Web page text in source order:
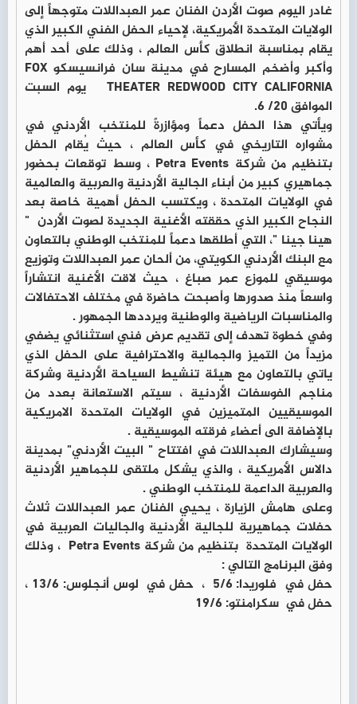
غادر اليوم صوت الأردن الفنان عمر العبداللات متوجهاً إلى
الولايات المتحدة الأمريكية، لإحياء الحفل الفني الكبير الذي
يقام بمناسبة انطلاق كأس العالم ، وذلك على أحد أهم
وأكبر وأضخم المسارح في مدينة سان فرانسيسكو FOX
THEATER REDWOOD CITY CALIFORNIA يوم السبت
الموافق 20/ 6.
ويأتي هذا الحفل دعماً ومؤازرةً للمنتخب الأردني في
مشواره التاريخي في كأس العالم ، حيث يُقام الحفل
بتنظيم من شركة Petra Events ، وسط توقعات بحضور
جماهيري كبير من أبناء الجالية الأردنية والعربية والعالمية
في الولايات المتحدة ، ويكتسب الحفل أهمية خاصة بعد
النجاح الكبير الذي حققته الأغنية الجديدة لصوت الأردن "
هينا جينا "، التي أطلقها دعماً للمنتخب الوطني بالتعاون
مع البنك الأردني الكويتي، من ألحان عمر العبداللات وتوزيع
موسيقي للموزع عمر صباغ ، حيث لاقت الأغنية انتشاراً
واسعاً منذ صدورها وأصبحت حاضرة في مختلف الاحتفالات
والمناسبات الرياضية والوطنية ويرددها الجمهور .
وفي خطوة تهدف إلى تقديم عرض فني استثنائي يضفي
مزيداً من التميز والجمالية والاحترافية على الحفل الذي
ياتي بالتعاون مع هيئة تنشيط السياحة الأردنية وشركة
مناجم الفوسفات الأردنية ، سيتم الاستعانة بعدد من
الموسيقيين المتميزين في الولايات المتحدة الامريكية
بالإضافة الى أعضاء فرقته الموسيقية .
وسيشارك العبداللات في افتتاح " البيت الأردني" بمدينة
دالاس الأمريكية ، والذي يشكل ملتقى للجماهير الأردنية
والعربية الداعمة للمنتخب الوطني .
وعلى هامش الزيارة ، يحيي الفنان عمر العبداللات ثلاث
حفلات جماهيرية للجالية الأردنية والجاليات العربية في
الولايات المتحدة بتنظيم من شركة Petra Events ، وذلك
وفق البرنامج التالي :
حفل في فلوريدا: 5/6 ، حفل في لوس أنجلوس: 13/6 ،
حفل في سكرامنتو: 19/6